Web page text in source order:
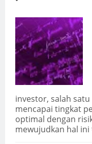
investor, salah
mencapai tingkat
optimal dengan
mewujudkan hal